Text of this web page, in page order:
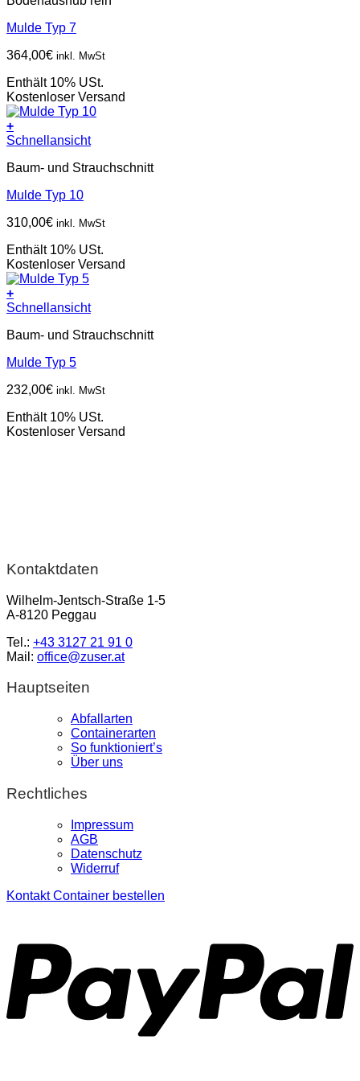
Mulde Typ 7
364,00€ inkl. MwSt
Enthält 10% USt.
Kostenloser Versand
+
Schnellansicht
Baum- und Strauchschnitt
Mulde Typ 10
310,00€ inkl. MwSt
Enthält 10% USt.
Kostenloser Versand
+
Schnellansicht
Baum- und Strauchschnitt
Mulde Typ 5
232,00€ inkl. MwSt
Enthält 10% USt.
Kostenloser Versand
Kontaktdaten
Wilhelm-Jentsch-Straße 1-5
A-8120 Peggau
Tel.: +43 3127 21 91 0
Mail: office@zuser.at
Hauptseiten
Abfallarten
Containerarten
So funktioniert’s
Über uns
Rechtliches
Impressum
AGB
Datenschutz
Widerruf
Kontakt Container bestellen